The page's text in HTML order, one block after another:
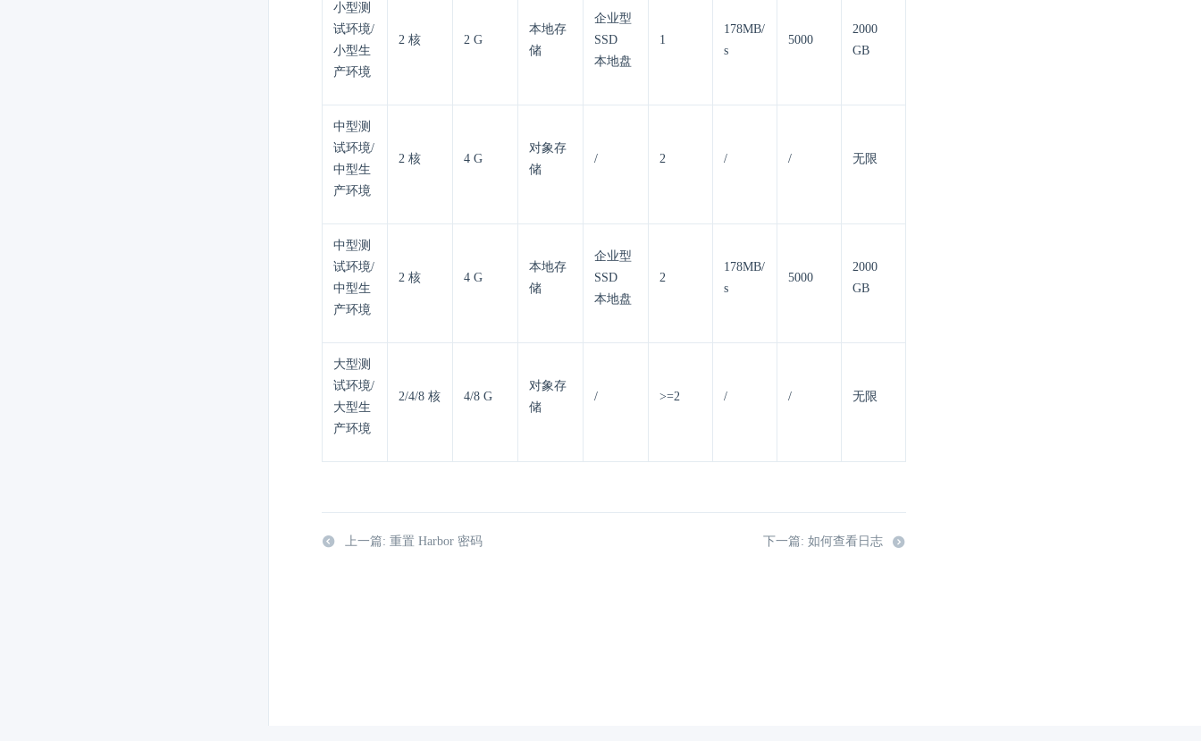
小型测
试环境/
小型生
产环境
2 核 2 G
本地存
储
企业型
SSD
本地盘
1
178MB/
s
5000
2000
GB
中型测
试环境/
中型生
产环境
2 核 4 G
对象存
储
/ 2 / / 无限
中型测
试环境/
中型生
产环境
2 核 4 G
本地存
储
企业型
SSD
本地盘
2
178MB/
s
5000
2000
GB
大型测
试环境/
大型生
产环境
2/4/8 核 4/8 G
对象存
储
/ >=2 / / 无限
上一篇: 重置 Harbor 密码 下一篇: 如何查看日志